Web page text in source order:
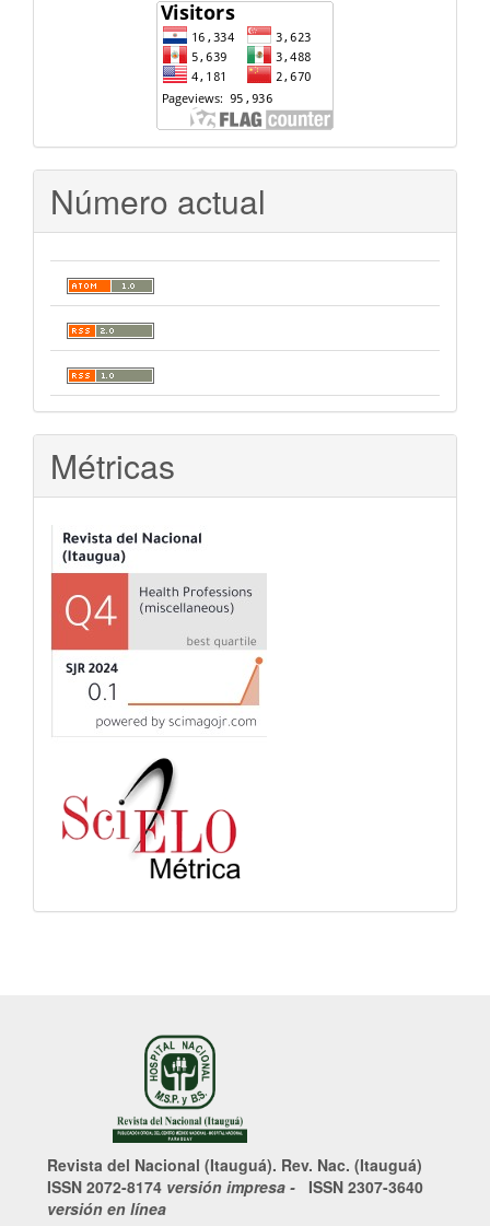
Número actual
Métricas
Revista del Nacional (Itauguá). Rev. Nac. (Itauguá)
ISSN 2072-8174 versión impresa - ISSN 2307-3640
versión en línea